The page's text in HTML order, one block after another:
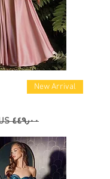
New Arrival
سعر عادي